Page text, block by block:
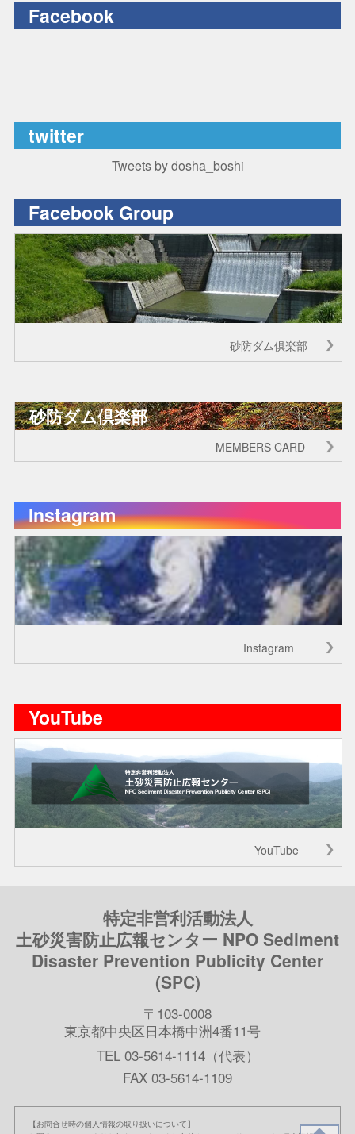
Facebook
twitter
Tweets by dosha_boshi
Facebook Group
砂防ダム倶楽部
砂防ダム倶楽部
MEMBERS CARD
Instagram
Instagram
YouTube
YouTube
特定非営利活動法人
土砂災害防止広報センター NPO Sediment
Disaster Prevention Publicity Center
(SPC)
〒103-0008
東京都中央区日本橋中洲4番11号
TEL 03-5614-1114（代表）
FAX 03-5614-1109
【お問合せ時の個人情報の取り扱いについて】